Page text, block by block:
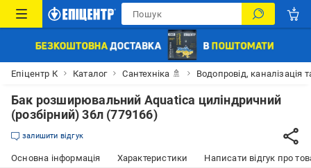
Епіцентр К Каталог Сантехніка 🚿 Водопровід, каналізація
Бак розширювальний Aquatica циліндричний
(розбірний) 36л (779166)
залишити відгук
Основна інформація Характеристики Написати відгук про